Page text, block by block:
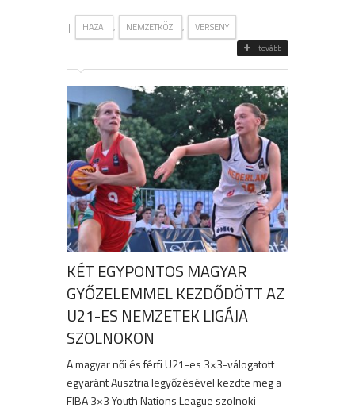
| HAZAI , NEMZETKÖZI , VERSENY
tovább
KÉT EGYPONTOS MAGYAR
GYŐZELEMMEL KEZDŐDÖTT AZ
U21-ES NEMZETEK LIGÁJA
SZOLNOKON
A magyar női és férfi U21-es 3×3-válogatott
egyaránt Ausztria legyőzésével kezdte meg a
FIBA 3×3 Youth Nations League szolnoki